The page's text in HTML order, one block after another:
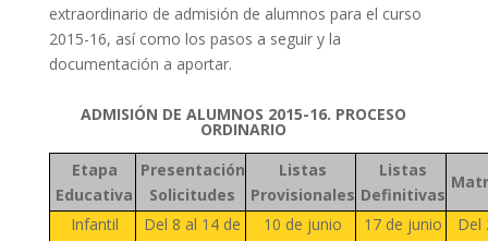
extraordinario de admisión de alumnos para el curso
2015-16, así como los pasos a seguir y la
documentación a aportar.
ADMISIÓN DE ALUMNOS 2015-16. PROCESO
ORDINARIO
Etapa
Educativa
Presentación
Solicitudes
Listas
Provisionales
Listas
Definitivas
Infantil
Del 8 al 14 de
10 de junio 17 de junio
Del